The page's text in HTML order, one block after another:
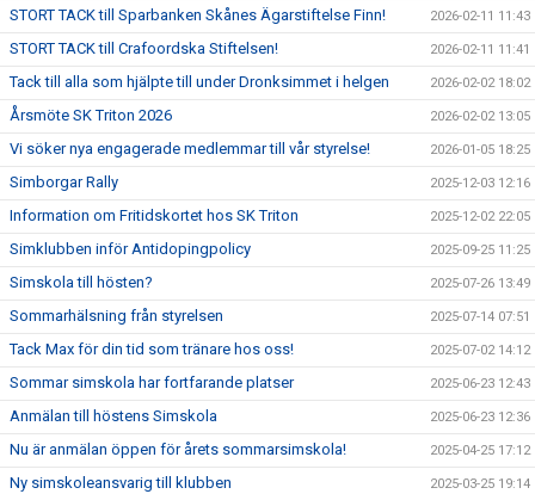
STORT TACK till Sparbanken Skånes Ägarstiftelse Finn! 2026-02-11 11:43
STORT TACK till Crafoordska Stiftelsen! 2026-02-11 11:41
Tack till alla som hjälpte till under Dronksimmet i helgen 2026-02-02 18:02
Årsmöte SK Triton 2026 2026-02-02 13:05
Vi söker nya engagerade medlemmar till vår styrelse! 2026-01-05 18:25
Simborgar Rally 2025-12-03 12:16
Information om Fritidskortet hos SK Triton 2025-12-02 22:05
Simklubben inför Antidopingpolicy 2025-09-25 11:25
Simskola till hösten? 2025-07-26 13:49
Sommarhälsning från styrelsen 2025-07-14 07:51
Tack Max för din tid som tränare hos oss! 2025-07-02 14:12
Sommar simskola har fortfarande platser 2025-06-23 12:43
Anmälan till höstens Simskola 2025-06-23 12:36
Nu är anmälan öppen för årets sommarsimskola! 2025-04-25 17:12
Ny simskoleansvarig till klubben 2025-03-25 19:14